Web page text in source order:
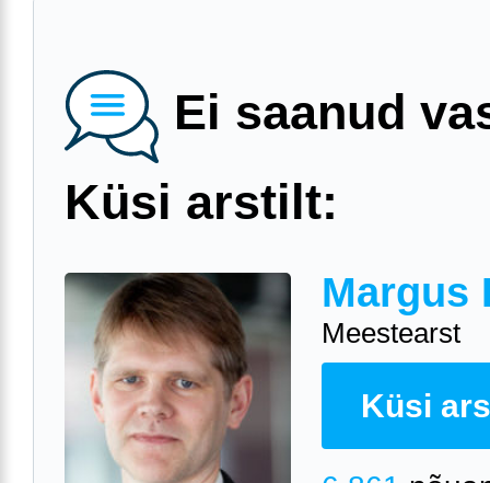
Ei saanud
Küsi arstilt:
Margus
Meestearst
Küsi